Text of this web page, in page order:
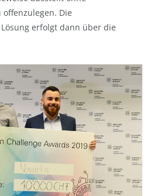
Die
erfolgt dann über die